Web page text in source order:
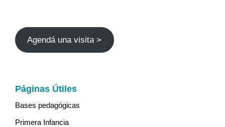
Agendá una visita >
Páginas Útiles
Bases pedagógicas
Primera Infancia